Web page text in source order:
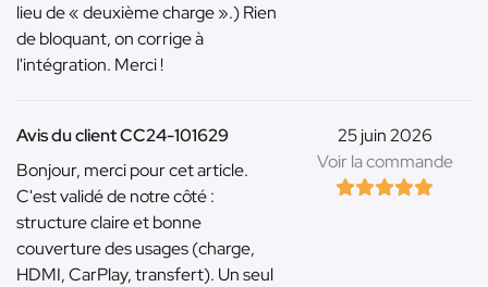
lieu de « deuxième charge ».) Rien
de bloquant, on corrige à
l'intégration. Merci !
25 juin 2026
Voir la commande
Avis du client CC24-101629
Bonjour, merci pour cet article.
C'est validé de notre côté :
structure claire et bonne
couverture des usages (charge,
HDMI, CarPlay, transfert). Un seul